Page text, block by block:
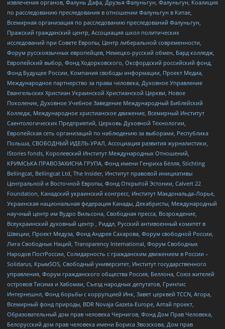
извлечения органов, Фалунь Дафа, Друзья Фалуньгун, Фалуньгун, Коалиция
по расследованию преследования в отношении Фалуньгун в Китае,
Всемирная организация по расследованию преследований Фалуньгун,
Пражский гражданский центр, Ассоциация школ политических
исследований при Совете Европы, Центр либеральной современности,
Форум русскоязычных европейцев, Немецко-русский обмен, Бард колледж,
Европейский выбор, Фонд Ходорковского, Оксфордский российский фонд,
Фонд Будущее России, Компания свободы информации, Проект Медиа,
Международное партнерство за права человека, Духовное Управление
Евангельских Христиан Украинской Христианской Церкви, Новое
Поколение, Духовное Учебное Заведение Международный Библейский
Колледж, Международное христианское движение, Всемирный Институт
Саентологических Предприятий, Церковь Духовной Технологии,
Европейская сеть организаций по наблюдению за выборами, Республика
Польша, СВОБОДНЫЙ ИДЕЛЬ-УРАЛ, Ассоциация развития журналистики,
IStories fonds, Королевский Институт Международных Отношений,
КРИМСЬКА ПРАВОЗАХИСНА ГРУПА, Фонд имени Генриха Бёлля, Stichting
Bellingcat, Bellingcat Ltd, The Insider, Институт правовой инициативы
Центральной и Восточной Европы, Фонд Открытой Эстонии, Calvert 22
Foundation, Канадский украинский конгресс, Институт Макдональда-Лорье,
Украинская национальная федерация Канады, Декабристы, Международный
научный центр им Вудро Вильсона, Свободная пресса, Возрождение,
Всеукраинский духовный центр , Риддл, Русский антивоенный комитет в
Швеции, Проект Медуза, Фонд Андрея Сахарова, Форум свободной России,
Лига Свободных Наций, Transparеncy International, Форум Свободных
Народов ПостРоссии, Солидарность с гражданским движением в России –
Solidarus, КрымSOS, Свободный университет, Институт государственного
управления, Форум гражданского общества Россия, Беллона, Союз жителей
островов Тисима и Хабомаи, Съезд народных депутатов, Гринпис
Интернешнл, Фонд борьбы с коррупцией Инк, Завет церквей TCCN, Агора,
Всемирный фонд природы, BDR Novaja Gazeta-Europe, Алтай проект,
Образовательный дом прав человека Чернигов, Фонд Дом Прав Человека,
Белорусский дом прав человека имени Бориса Звозскова, Дом прав